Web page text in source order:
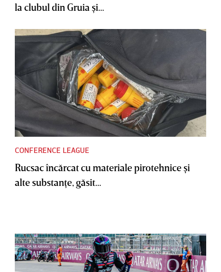
la clubul din Gruia şi...
CONFERENCE LEAGUE
Rucsac încărcat cu materiale pirotehnice şi
alte substanţe, găsit...